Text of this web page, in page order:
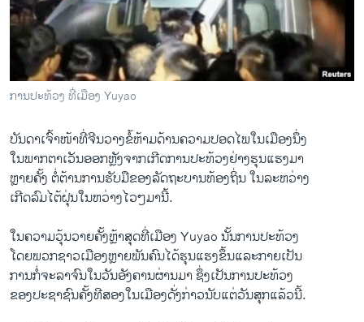
ວິທະຍາສາດ-ເທັກໂນໂລຈີ
ທຸລະກິດ
ພາສາອັງກິດ
ສຽງ
ລາຍການກະຈາຍສຽງ
ລາຍງານ
ຕິດຕາມພວກເຮົາ ທີ່
ພາສາຕ່າງໆ
ການປະທ້ວງ ທີ່ເມືອງ Yuyao
ບັນດາ​ເຈົ້າ​ໜ້າ​ທີ່​ຈີນ​ວາງ​ຂໍ້​ຫ້າມ​ດ້ານ​ຄວາມ​ປອດ​ໄພ​ໃນ​ເມືອງ​ນຶ່ງ​
ໃນ​ພາກ​ຕາ​ເວັນ​ອອກຫຼັງ​ຈາກ​ເກີດ​ການ​ປະ​ທ້ວງ​ຢ່າງ​ຮຸນ​ແຮງ​ມາ​
ຫຼາຍ​ຄັ້ງ ​ຕໍ່ຕ້ານ​ການ​ຮັບ​ມື​ຂອງ​ລັດຖະບານທ້ອງ​ຖິ່ນ​ ໃນ​ລະຫວ່າງ
​ເກີດ​ລົມ​ໄຕ້​ຝຸ່ນ​ໃນ​ຫວ່າງ​ໄວໆມາ​ນີ້.
​ໃນ​ຄວາມ​ວຸ້ນວາຍ​ຄັ້ງ​ຫຼ້າ​ສຸດ​ທີ່​ເມືອງ Yuyao ນັ້ນການ​ປະ​ທ້ວງ
​ໂດຍ​ພວກຊາວ​ເມືອງ​ຫຼາຍພັນ​ຄົນ​ໄດ້​ຮຸນ​ແຮງ​ຂຶ້ນ​ແລະ​ກາຍ​ເປັນ
​ການ​ກໍ່​ຈະລາຈົນໃນວັນອັງຄານ​ຜ່ານ​ມາ ຊຶ່ງ​ເປັນ​ການ​ປະທ້ວງ
ຂອງ​ປະຊາຊົນ​ຄັ້ງ​ທີ​ສອງ​ໃນ​ເມືອງ​ດັ່ງກ່າວ​ນັບ​ແຕ່​ວັນ​ສຸກແລ້ວ​ນີ້.